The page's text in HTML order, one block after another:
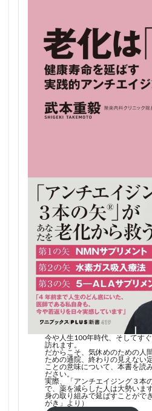
今や人生100年時代、そしてす
訪れます。
だからこそ、気休めのための人
ための通院、終わりの見えない
ことの意味について、本書を読
ださい。
実際、「アンチエイジング３本
で、薬を減らした人は大勢いま
身の取り組みで延ばすことがで
がき」より）